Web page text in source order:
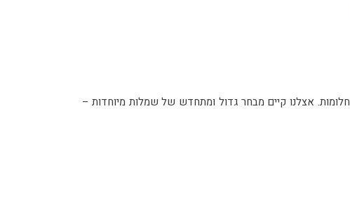
כל ילדה חולמת ומדמיינת איך היא תראה באירוע בת המצווה שלה. אנחנו, בחנות הביגוד והאופנה – כיפה אדומה, מגשימות חלומות. אצלנו קיים מבחר גדול ומתחדש של שמלות מיוחדות –